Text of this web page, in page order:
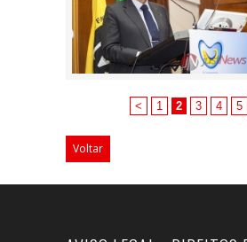
< 1 2 3 4 5
Voltar